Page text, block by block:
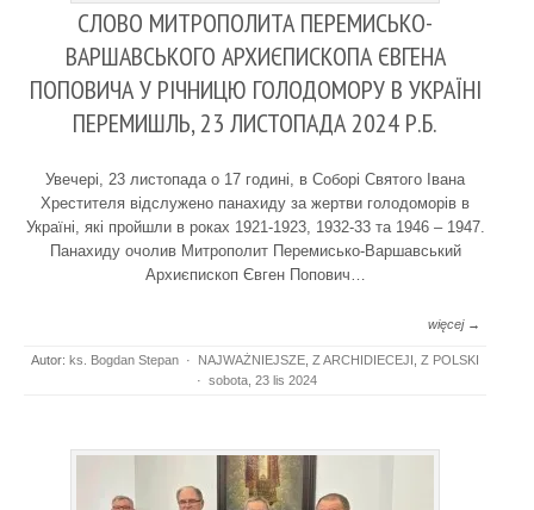
СЛОВО МИТРОПОЛИТА ПЕРЕМИСЬКО-
ВАРШАВСЬКОГО АРХИЄПИСКОПА ЄВГЕНА
ПОПОВИЧА У РІЧНИЦЮ ГОЛОДОМОРУ В УКРАЇНІ
ПЕРЕМИШЛЬ, 23 ЛИСТОПАДА 2024 Р.Б.
Увечері, 23 листопада о 17 годині, в Соборі Святого Івана
Хрестителя відслужено панахиду за жертви голодоморів в
Україні, які пройшли в роках 1921-1923, 1932-33 та 1946 – 1947.
Панахиду очолив Митрополит Перемисько-Варшавський
Архиєпископ Євген Попович…
więcej →
Autor: ks. Bogdan Stepan · NAJWAŻNIEJSZE Z ARCHIDIECEJI Z POLSKI
· sobota, 23 lis 2024